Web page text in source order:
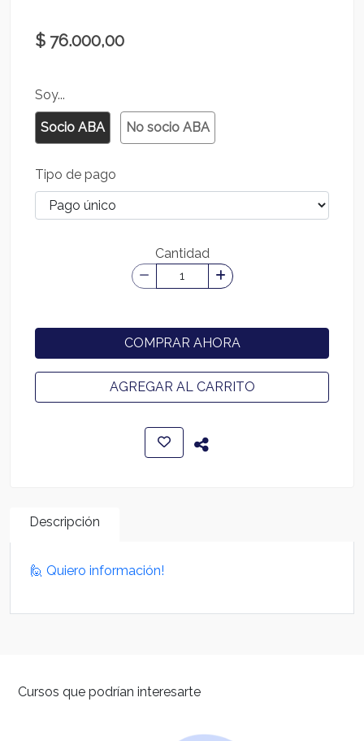
$ 76.000,00
Soy...
Socio ABA No socio ABA
Tipo de pago
Cantidad
COMPRAR AHORA
AGREGAR AL CARRITO
Descripción
🙋 Quiero información!
Cursos que podrían interesarte